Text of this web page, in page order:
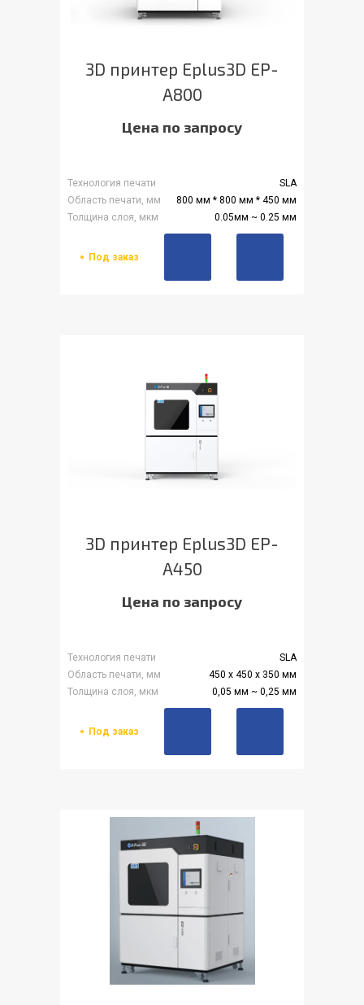
3D принтер Eplus3D EP-
A800
Цена по запросу
Технология печати
SLA
Область печати, мм
800 мм * 800 мм * 450 мм
Толщина слоя, мкм
0.05мм ~ 0.25 мм
Под заказ
3D принтер Eplus3D EP-
A450
Цена по запросу
Технология печати
SLA
Область печати, мм
450 x 450 x 350 мм
Толщина слоя, мкм
0,05 мм ~ 0,25 мм
Под заказ